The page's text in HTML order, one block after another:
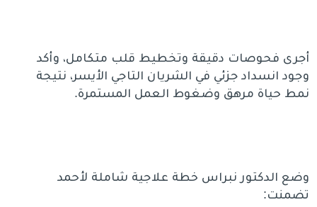
أجرى فحوصات دقيقة وتخطيط قلب متكامل، وأكد
وجود انسداد جزئي في الشريان التاجي الأيسر، نتيجة
نمط حياة مرهق وضغوط العمل المستمرة.
وضع الدكتور نبراس خطة علاجية شاملة لأحمد
تضمنت: